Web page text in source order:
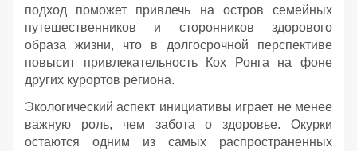
подход поможет привлечь на остров семейных
путешественников и сторонников здорового
образа жизни, что в долгосрочной перспективе
повысит привлекательность Кох Ронга на фоне
других курортов региона.
Экологический аспект инициативы играет не менее
важную роль, чем забота о здоровье. Окурки
остаются одним из самых распространенных